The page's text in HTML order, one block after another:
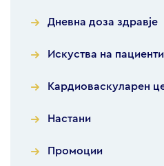
Дневна доза здравје
Искуства на пациенти
Кардиоваскуларен
Настани
Промоции